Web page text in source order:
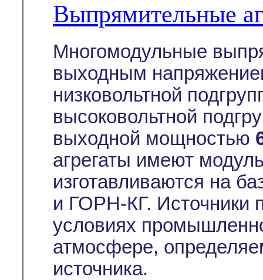
Выпрямительные
Многомодульные
выходным
низковольтной
высоковольтной
выходной мощностью
агрегаты имеют
изготавливаются на
и ГОРН-КГ. Источники
условиях
атмосфере,
источника.